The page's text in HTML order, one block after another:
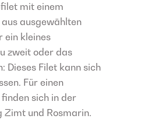
mit einem
ausgewählten
ein kleines
zweit oder das
Dieses Filet kann sich
Für einen
sich in der
Zimt und Rosmarin.